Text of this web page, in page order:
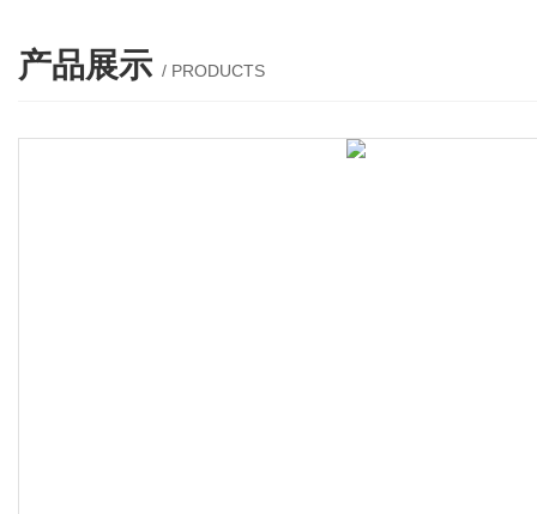
产品展示 / PRODUCTS